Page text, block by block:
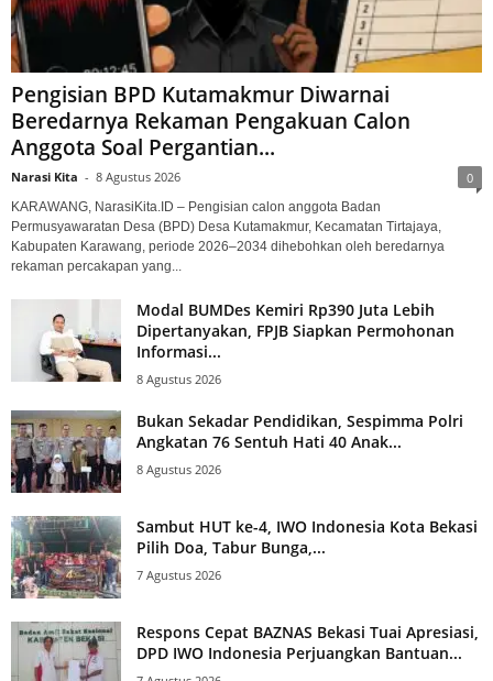
Pengisian BPD Kutamakmur Diwarnai
Beredarnya Rekaman Pengakuan Calon
Anggota Soal Pergantian...
Narasi Kita - 8 Agustus 2026 0
KARAWANG, NarasiKita.ID – Pengisian calon anggota Badan
Permusyawaratan Desa (BPD) Desa Kutamakmur, Kecamatan Tirtajaya,
Kabupaten Karawang, periode 2026–2034 dihebohkan oleh beredarnya
rekaman percakapan yang...
Modal BUMDes Kemiri Rp390 Juta Lebih
Dipertanyakan, FPJB Siapkan Permohonan
Informasi...
8 Agustus 2026
Bukan Sekadar Pendidikan, Sespimma Polri
Angkatan 76 Sentuh Hati 40 Anak...
8 Agustus 2026
Sambut HUT ke-4, IWO Indonesia Kota Bekasi
Pilih Doa, Tabur Bunga,...
7 Agustus 2026
Respons Cepat BAZNAS Bekasi Tuai Apresiasi,
DPD IWO Indonesia Perjuangkan Bantuan...